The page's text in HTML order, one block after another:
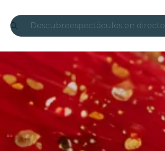
Descubreespectáculos en directo
candlelight
Londres
experiencias y ciudades
São Paulo